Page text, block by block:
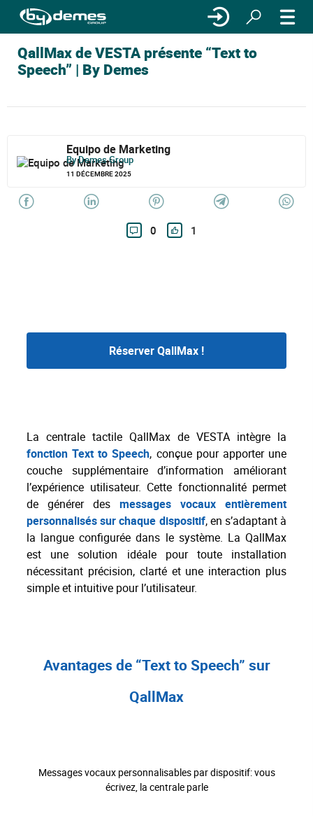
QallMax de VESTA présente “Text to
Speech” | By Demes
Equipo de Marketing
By Demes Group
11 DÉCEMBRE 2025
0 1
Réserver QallMax !
La centrale tactile QallMax de VESTA intègre la
fonction Text to Speech, conçue pour apporter une
couche supplémentaire d’information améliorant
l’expérience utilisateur. Cette fonctionnalité permet
de générer des messages vocaux entièrement
personnalisés sur chaque dispositif, en s’adaptant à
la langue configurée dans le système. La QallMax
est une solution idéale pour toute installation
nécessitant précision, clarté et une interaction plus
simple et intuitive pour l’utilisateur.
Avantages de “Text to Speech” sur
QallMax
Messages vocaux personnalisables par dispositif: vous
écrivez, la centrale parle